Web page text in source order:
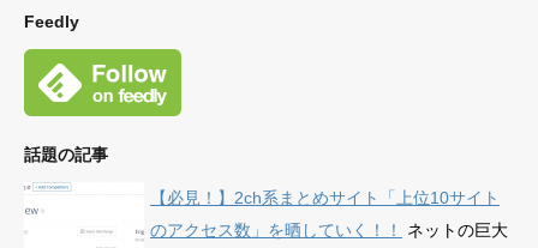
Feedly
話題の記事
【必見！】2ch系まとめサイト「上位10サイト
のアクセス数」を晒していく！！
ネットの巨大